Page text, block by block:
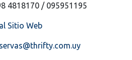
4818170 / 095951195
Sitio Web